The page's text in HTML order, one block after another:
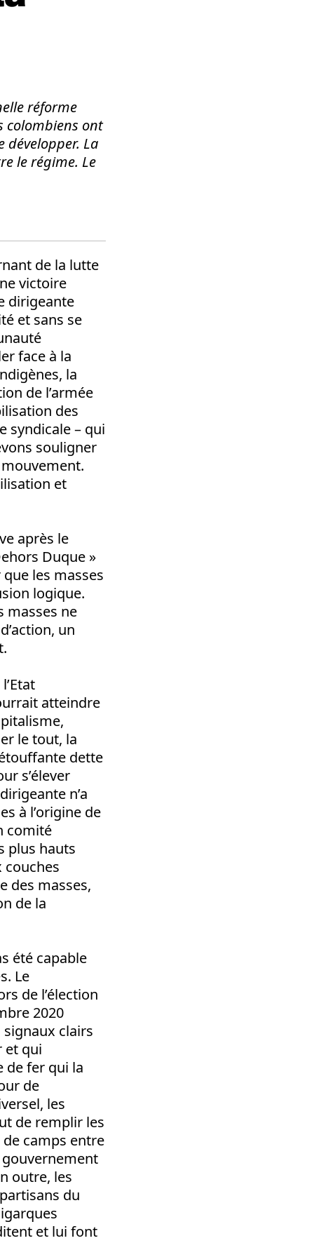
réforme
colombiens ont
La
le régime. Le
de la lutte
victoire
dirigeante
et sans se
face à la
la
de l’armée
des
syndicale – qui
souligner
et
après le
Duque »
les masses
logique.
masses ne
un
atteindre
le tout, la
dette
s’élever
n’a
à l’origine de
comité
plus hauts
couches
des masses,
de la
été capable
Le
de l’élection
2020
clairs
et qui
de fer qui la
de
les
de remplir les
camps entre
gouvernement
outre, les
du
et lui font